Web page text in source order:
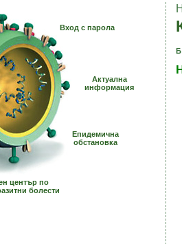
Вход с парола
Актуална
информация
Епидемична
обстановка
център по
болести
Б